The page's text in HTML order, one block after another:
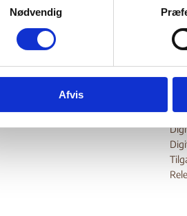
Nødvendig
Afvis
sikkerhedsmæssige